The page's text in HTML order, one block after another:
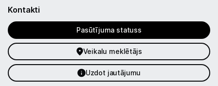
Kontakti
Pasūtījuma statuss
Veikalu meklētājs
Uzdot jautājumu